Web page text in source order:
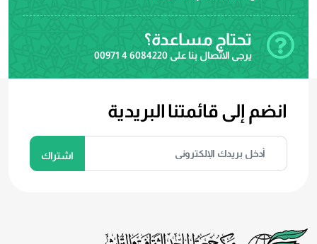
تحتاج مساعدة؟
يرجى الاتصال بنا على 00971 4 6084220
انضم إلى قائمتنا البريدية